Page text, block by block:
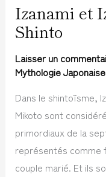
Izanami et
Shinto
Laisser un
Mythologie Japonaise
Dans le shintoïsme,
Mikoto sont
primordiaux de la
représentés comme
couple marié. Et ils
Izanami
et
:
les
Guides
Shinto